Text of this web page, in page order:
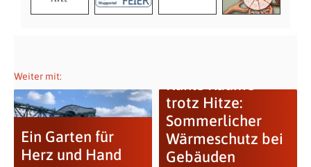
Weiter mit:
Ein Garten für
Herz und Hand
Kühle Räume
trotz Hitze:
Sommerlicher
Wärmeschutz bei
Gebäuden